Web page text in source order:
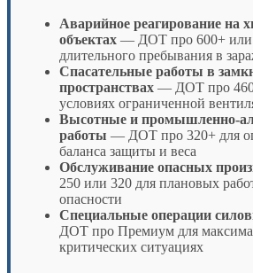
Аварийное реагирование на
объектах — ДОТ про 600+
длительного пребывания в
Спасательные работы в
пространствах — ДОТ про
условиях ограниченной
Высотные и промышленно-
работы — ДОТ про 320+ для
баланса защиты и веса
Обслуживание опасных
250 или 320 для плановых
опасности
Специальные операции
ДОТ про Премиум для
критических ситуациях